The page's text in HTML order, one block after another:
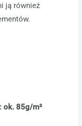
ją również
ok. 85g/m²